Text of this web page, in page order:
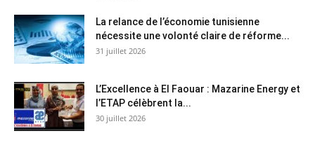
La relance de l’économie tunisienne
nécessite une volonté claire de réforme...
31 juillet 2026
L’Excellence à El Faouar : Mazarine Energy et
l’ETAP célèbrent la...
30 juillet 2026